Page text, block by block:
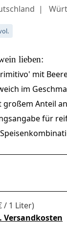
lieben:
mit
im
großem Anteil
für
/ 1 Liter)
Versandkosten